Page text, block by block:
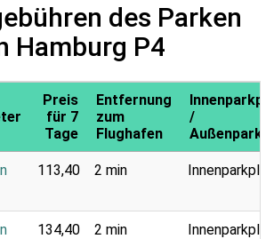
des Parken
Hamburg P4
Preis
für 7
Tage
Entfernung
zum
Flughafen
/
113,40 2 min
134,40 2 min